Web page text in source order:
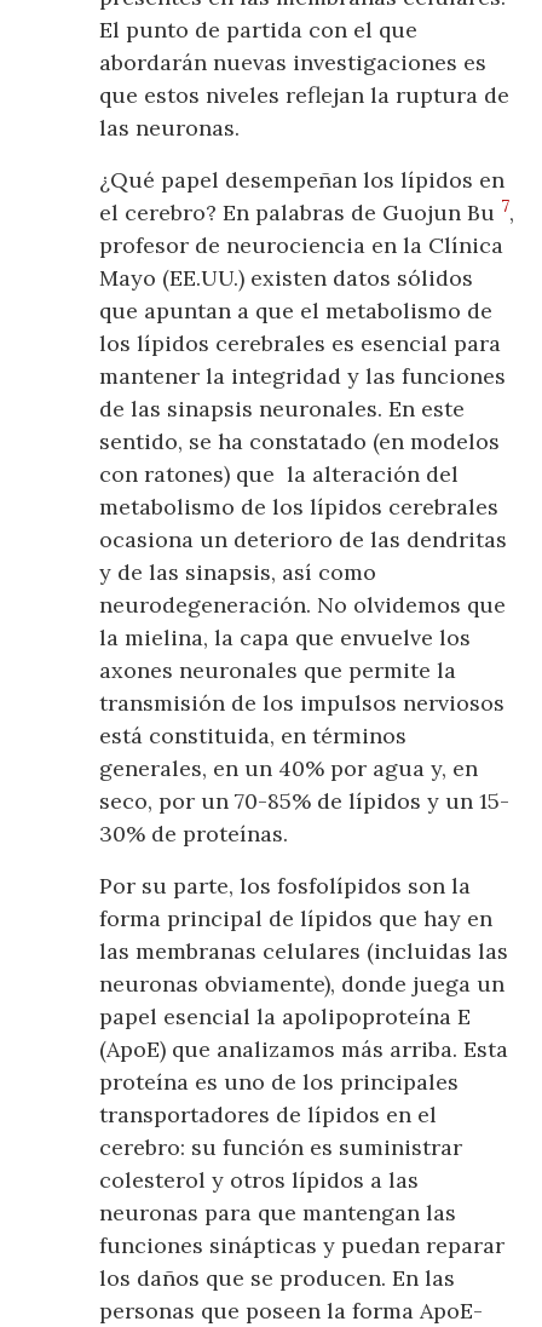
El punto de partida con el que
abordarán nuevas investigaciones es
que estos niveles reflejan la ruptura de
las neuronas.
¿Qué papel desempeñan los lípidos en
el cerebro? En palabras de Guojun Bu 7,
profesor de neurociencia en la Clínica
Mayo (EE.UU.) existen datos sólidos
que apuntan a que el metabolismo de
los lípidos cerebrales es esencial para
mantener la integridad y las funciones
de las sinapsis neuronales. En este
sentido, se ha constatado (en modelos
con ratones) que la alteración del
metabolismo de los lípidos cerebrales
ocasiona un deterioro de las dendritas
y de las sinapsis, así como
neurodegeneración. No olvidemos que
la mielina, la capa que envuelve los
axones neuronales que permite la
transmisión de los impulsos nerviosos
está constituida, en términos
generales, en un 40% por agua y, en
seco, por un 70-85% de lípidos y un 15-
30% de proteínas.
Por su parte, los fosfolípidos son la
forma principal de lípidos que hay en
las membranas celulares (incluidas las
neuronas obviamente), donde juega un
papel esencial la apolipoproteína E
(ApoE) que analizamos más arriba. Esta
proteína es uno de los principales
transportadores de lípidos en el
cerebro: su función es suministrar
colesterol y otros lípidos a las
neuronas para que mantengan las
funciones sinápticas y puedan reparar
los daños que se producen. En las
personas que poseen la forma ApoE-